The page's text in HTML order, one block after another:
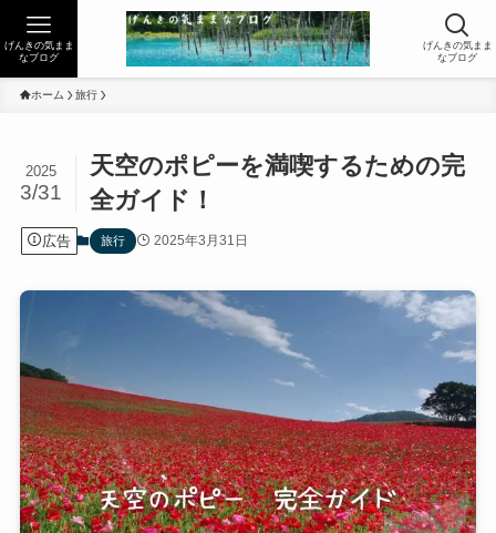
げんきの気まま
なブログ
げんきの気まま
なブログ
ホーム 旅行
天空のポピーを満喫するための完
全ガイド！
2025
3/31
広告 旅行 2025年3月31日